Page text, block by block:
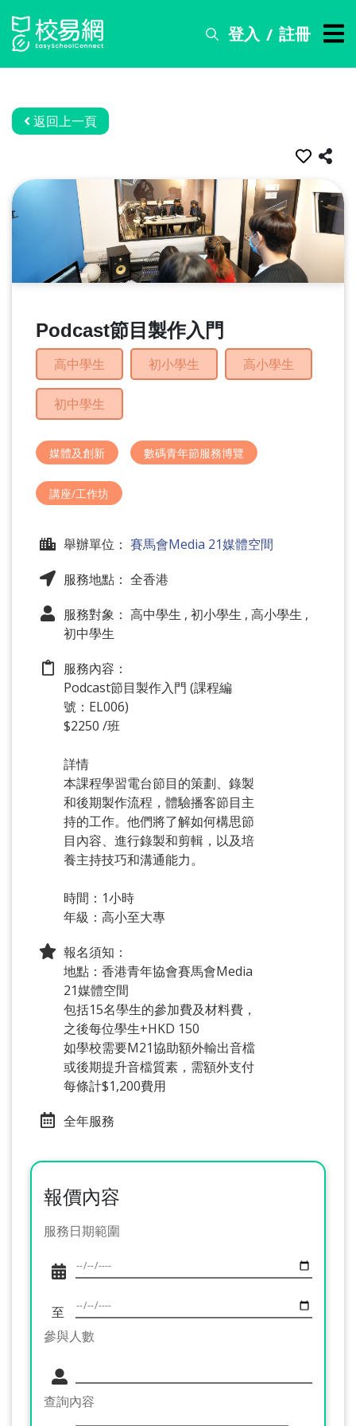
登入 / 註冊
搜
務
資
訊
我
返回上一頁
Podcast節目製作入門
高中學生 初小學生 高小學生
初中學生
媒體及創新 數碼青年節服務博覽
講座/工作坊
舉辦單位： 賽馬會Media 21媒體空間
服務地點： 全香港
服務對象： 高中學生 , 初小學生 , 高小學生 ,
初中學生
服務內容：
Podcast節目製作入門 (課程編
號：EL006)
$2250 /班
詳情
本課程學習電台節目的策劃、錄製
和後期製作流程，體驗播客節目主
持的工作。他們將了解如何構思節
目內容、進行錄製和剪輯，以及培
養主持技巧和溝通能力。
時間：1小時
年級：高小至大專
報名須知：
地點：香港青年協會賽馬會Media
21媒體空間
包括15名學生的參加費及材料費，
之後每位學生+HKD 150
如學校需要M21協助額外輸出音檔
或後期提升音檔質素，需額外支付
每條計$1,200費用
全年服務
報價內容
服務日期範圍
至
參與人數
查詢內容